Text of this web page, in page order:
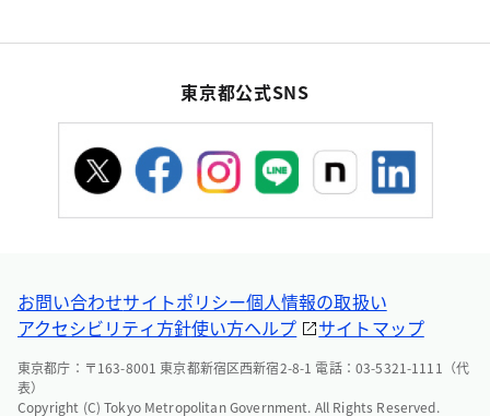
東京都公式SNS
お問い合わせサイトポリシー個人情報の取扱い
アクセシビリティ方針使い方ヘルプ サイトマップ
東京都庁：〒163-8001 東京都新宿区西新宿2-8-1 電話：03-5321-1111（代
表）
Copyright (C) Tokyo Metropolitan Government. All Rights Reserved.